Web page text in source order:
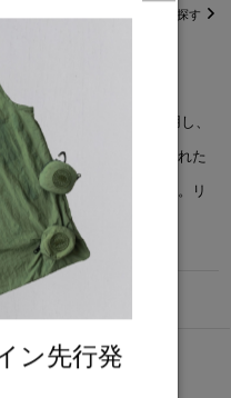
直営店在庫を探す
ットンテリー素材を使用し、
しています。全体に施された
を保つためのディテール。リ
ます。
すめ
ン先行発